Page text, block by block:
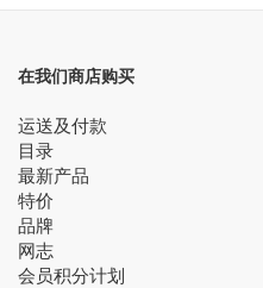
在我们商店购买
运送及付款
目录
最新产品
特价
品牌
网志
会员积分计划